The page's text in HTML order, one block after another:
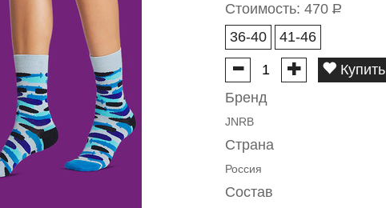
Стоимость: 470 Р
36-40
41-46
Купить
Бренд
JNRB
Страна
Россия
Состав